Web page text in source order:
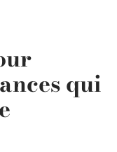
qui